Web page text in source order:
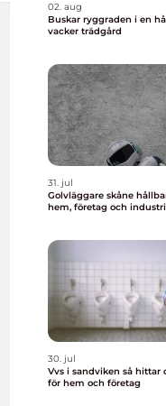
02. aug
Buskar ryggraden i en hållbar och
vacker trädgård
31. jul
Golvläggare skåne hållbara golv för
hem, företag och industri
30. jul
Vvs i sandviken så hittar du rätt hjälp
för hem och företag